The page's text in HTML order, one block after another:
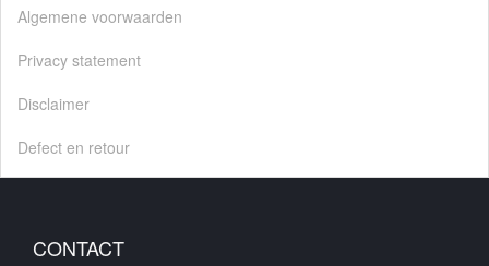
Algemene voorwaarden
Privacy statement
Disclaimer
Defect en retour
CONTACT